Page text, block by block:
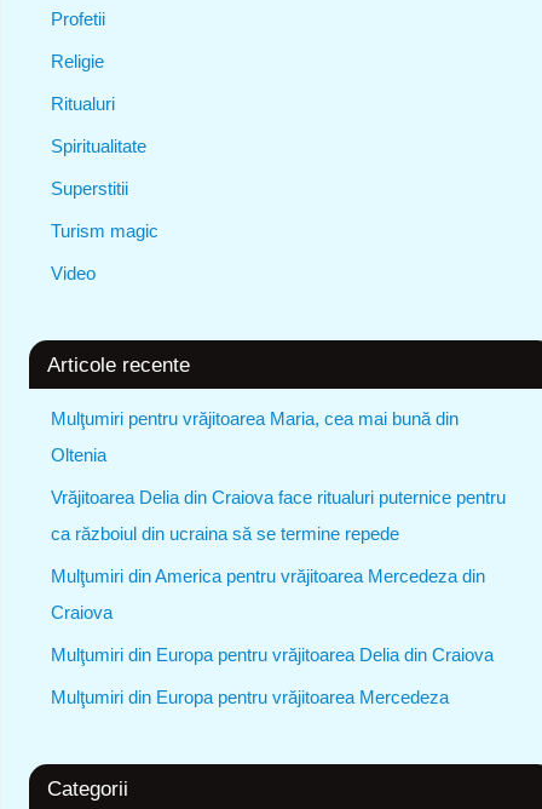
Profetii
Religie
Ritualuri
Spiritualitate
Superstitii
Turism magic
Video
Articole recente
Mulţumiri pentru vrăjitoarea Maria, cea mai bună din
Oltenia
Vrăjitoarea Delia din Craiova face ritualuri puternice pentru
ca războiul din ucraina să se termine repede
Mulţumiri din America pentru vrăjitoarea Mercedeza din
Craiova
Mulţumiri din Europa pentru vrăjitoarea Delia din Craiova
Mulţumiri din Europa pentru vrăjitoarea Mercedeza
Categorii